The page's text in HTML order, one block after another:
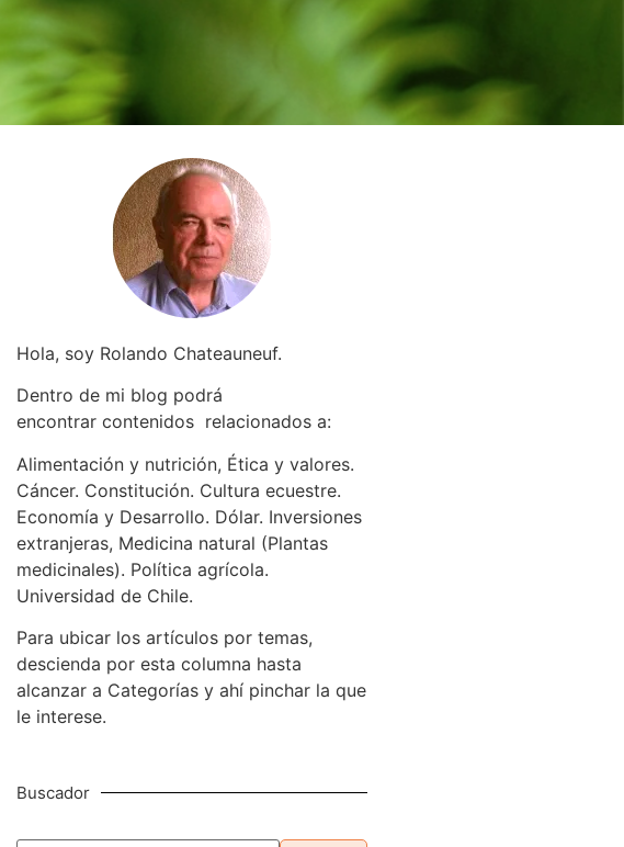
Hola, soy Rolando Chateauneuf.
Dentro de mi blog podrá
encontrar contenidos relacionados a:
Alimentación y nutrición, Ética y valores.
Cáncer. Constitución. Cultura ecuestre.
Economía y Desarrollo. Dólar. Inversiones
extranjeras, Medicina natural (Plantas
medicinales). Política agrícola.
Universidad de Chile.
Para ubicar los artículos por temas,
descienda por esta columna hasta
alcanzar a Categorías y ahí pinchar la que
le interese.
Buscador